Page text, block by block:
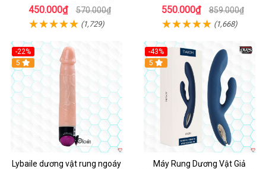
thật
450.000₫ 570.000₫
(1,729)
550.000₫ 859.000₫
(1,668)
-22%
Hot
5
Lybaile dương vật rung ngoáy
-43%
Hot
5
Máy Rung Dương Vật Giả